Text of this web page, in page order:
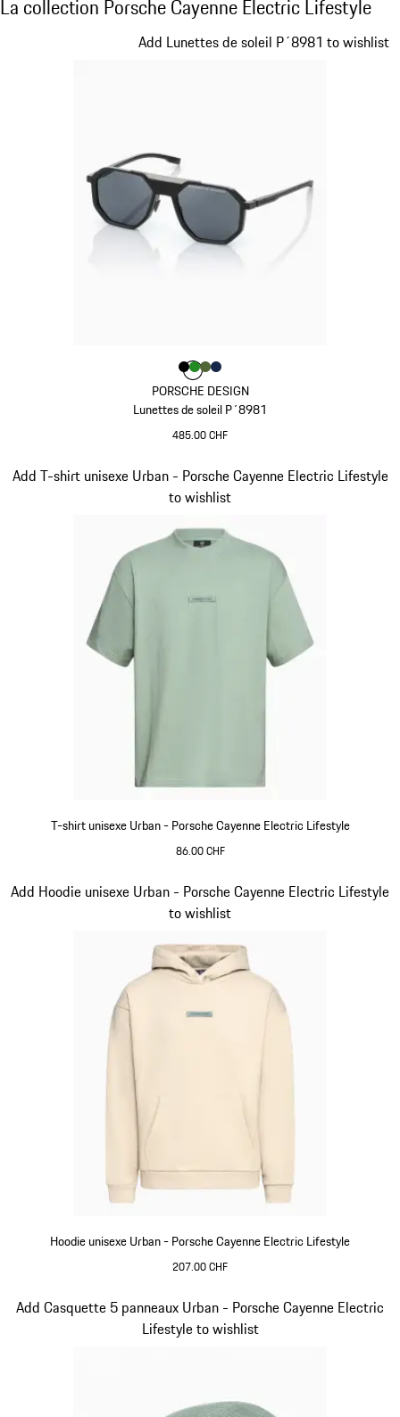
La collection Porsche Cayenne Electric Lifestyle
PORSCHE DESIGN
Lunettes de soleil P´8981
485.00 CHF
Add Lunettes de soleil P´8981 to wishlist
Couleur
Couleur
Couleur
Couleur
Couleur
T-shirt unisexe Urban - Porsche Cayenne Electric Lifestyle
86.00 CHF
Add T-shirt unisexe Urban - Porsche Cayenne Electric Lifestyle
to wishlist
Diapositive 2 sur 15
Hoodie unisexe Urban - Porsche Cayenne Electric Lifestyle
207.00 CHF
Add Hoodie unisexe Urban - Porsche Cayenne Electric Lifestyle
to wishlist
Diapositive 3 sur 15
Add Casquette 5 panneaux Urban - Porsche Cayenne Electric
Lifestyle to wishlist
Diapositive 4 sur 15